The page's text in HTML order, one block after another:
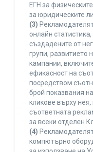
ЕГН за
за юридическите
(3)
онлайн
създадените от
групи, развитието
кампании,
ефикасност на
посредством
брой показвания
кликове върху
съответната
за всеки отделен
(4)
компютърно